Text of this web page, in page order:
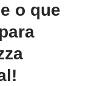
o que